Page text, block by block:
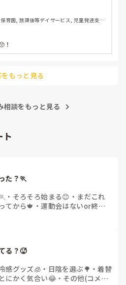
育園, 放課後等デイサービス, 児童発達支援
！
もっと見る
相談をもっと見る
ト
た？🏃
・ そろそろ始まる😊 ・ まだこれ
てから🍁 ・運動会はないor終わ
る？🥵
感グッズ🧊 ・ 日陰を選ぶ🌳 ・着替
とにかく気合い😂・ その他(コメン